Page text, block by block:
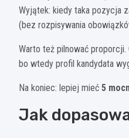
Wyjątek: kiedy taka pozycja
(bez rozpisywania
Warto też pilnować proporcji.
bo wtedy profil kandydata
Na koniec: lepiej mieć 5
Jak